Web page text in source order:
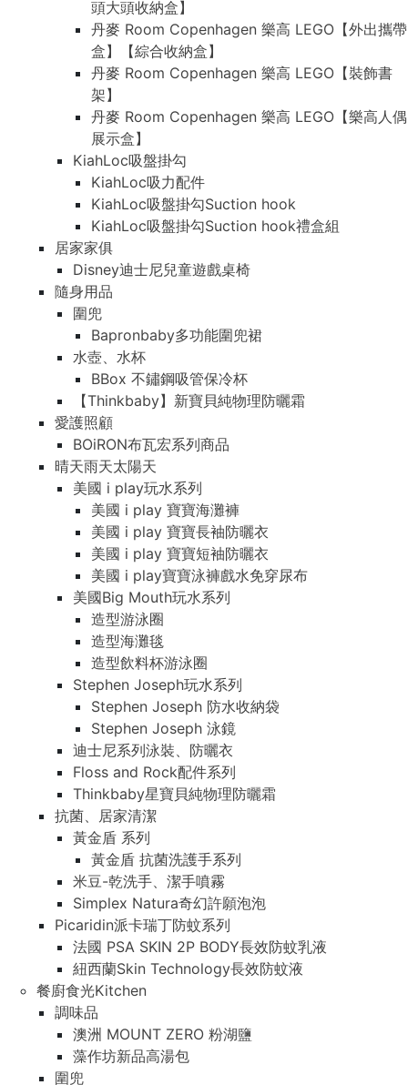
頭大頭收納盒】
丹麥 Room Copenhagen 樂高 LEGO【外出攜帶
盒】【綜合收納盒】
丹麥 Room Copenhagen 樂高 LEGO【裝飾書
架】
丹麥 Room Copenhagen 樂高 LEGO【樂高人偶
展示盒】
KiahLoc吸盤掛勾
KiahLoc吸力配件
KiahLoc吸盤掛勾Suction hook
KiahLoc吸盤掛勾Suction hook禮盒組
居家家俱
Disney迪士尼兒童遊戲桌椅
隨身用品
圍兜
Bapronbaby多功能圍兜裙
水壺、水杯
BBox 不鏽鋼吸管保冷杯
【Thinkbaby】新寶貝純物理防曬霜
愛護照顧
BOiRON布瓦宏系列商品
晴天雨天太陽天
美國 i play玩水系列
美國 i play 寶寶海灘褲
美國 i play 寶寶長袖防曬衣
美國 i play 寶寶短袖防曬衣
美國 i play寶寶泳褲戲水免穿尿布
美國Big Mouth玩水系列
造型游泳圈
造型海灘毯
造型飲料杯游泳圈
Stephen Joseph玩水系列
Stephen Joseph 防水收納袋
Stephen Joseph 泳鏡
迪士尼系列泳裝、防曬衣
Floss and Rock配件系列
Thinkbaby星寶貝純物理防曬霜
抗菌、居家清潔
黃金盾 系列
黃金盾 抗菌洗護手系列
米豆-乾洗手、潔手噴霧
Simplex Natura奇幻許願泡泡
Picaridin派卡瑞丁防蚊系列
法國 PSA SKIN 2P BODY長效防蚊乳液
紐西蘭Skin Technology長效防蚊液
餐廚食光Kitchen
調味品
澳洲 MOUNT ZERO 粉湖鹽
藻作坊新品高湯包
圍兜